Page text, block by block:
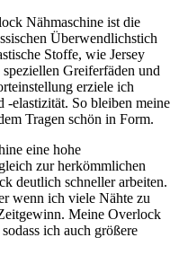
Nähmaschine ist die
Überwendlichstich
Stoffe, wie Jersey
Greiferfäden und
erziele ich
-elastizität. So bleiben meine
Tragen schön in Form.
eine hohe
zur herkömmlichen
deutlich schneller arbeiten.
wenn ich viele Nähte zu
Meine Overlock
ich auch größere